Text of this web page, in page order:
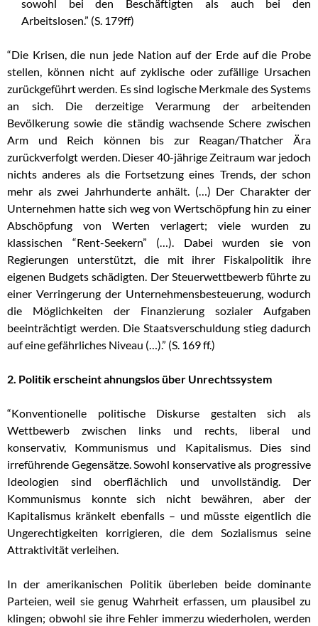
sowohl bei den Beschäftigten als auch bei den
Arbeitslosen.” (S. 179ff)
“Die Krisen, die nun jede Nation auf der Erde auf die Probe
stellen, können nicht auf zyklische oder zufällige Ursachen
zurückgeführt werden. Es sind logische Merkmale des Systems
an sich. Die derzeitige Verarmung der arbeitenden
Bevölkerung sowie die ständig wachsende Schere zwischen
Arm und Reich können bis zur Reagan/Thatcher Ära
zurückverfolgt werden. Dieser 40-jährige Zeitraum war jedoch
nichts anderes als die Fortsetzung eines Trends, der schon
mehr als zwei Jahrhunderte anhält. (…) Der Charakter der
Unternehmen hatte sich weg von Wertschöpfung hin zu einer
Abschöpfung von Werten verlagert; viele wurden zu
klassischen “Rent-Seekern” (…). Dabei wurden sie von
Regierungen unterstützt, die mit ihrer Fiskalpolitik ihre
eigenen Budgets schädigten. Der Steuerwettbewerb führte zu
einer Verringerung der Unternehmensbesteuerung, wodurch
die Möglichkeiten der Finanzierung sozialer Aufgaben
beeinträchtigt werden. Die Staatsverschuldung stieg dadurch
auf eine gefährliches Niveau (…).” (S. 169 ff.)
2. Politik erscheint ahnungslos über Unrechtssystem
“Konventionelle politische Diskurse gestalten sich als
Wettbewerb zwischen links und rechts, liberal und
konservativ, Kommunismus und Kapitalismus. Dies sind
irreführende Gegensätze. Sowohl konservative als progressive
Ideologien sind oberflächlich und unvollständig. Der
Kommunismus konnte sich nicht bewähren, aber der
Kapitalismus kränkelt ebenfalls – und müsste eigentlich die
Ungerechtigkeiten korrigieren, die dem Sozialismus seine
Attraktivität verleihen.
In der amerikanischen Politik überleben beide dominante
Parteien, weil sie genug Wahrheit erfassen, um plausibel zu
klingen; obwohl sie ihre Fehler immerzu wiederholen, werden